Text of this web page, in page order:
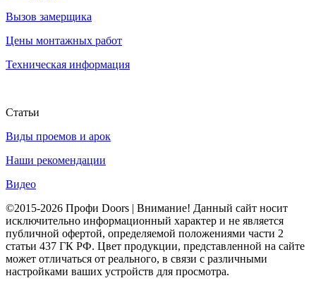
Вызов замерщика
Цены монтажных работ
Техническая информация
Статьи
Виды проемов и арок
Наши рекомендации
Видео
©2015-2026 Профи Doors | Внимание! Данный сайт носит
исключительно информационный характер и не является
публичной офертой, определяемой положениями части 2
статьи 437 ГК РФ. Цвет продукции, представленной на сайте
может отличаться от реального, в связи с различными
настройками ваших устройств для просмотра.